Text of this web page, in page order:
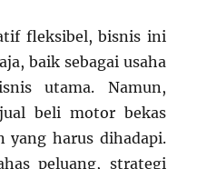
fleksibel, bisnis ini
baik sebagai usaha
utama. Namun,
beli motor bekas
harus dihadapi.
peluang, strategi